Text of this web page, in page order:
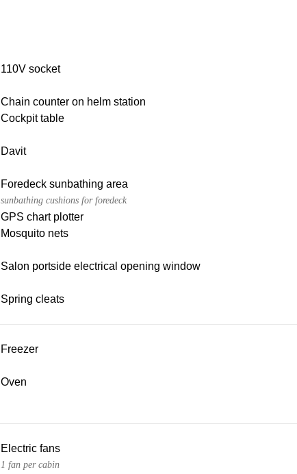
110V socket
Chain counter on helm station
Cockpit table
Davit
Foredeck sunbathing area
sunbathing cushions for foredeck
GPS chart plotter
Mosquito nets
Salon portside electrical opening window
Spring cleats
Freezer
Oven
Electric fans
1 fan per cabin